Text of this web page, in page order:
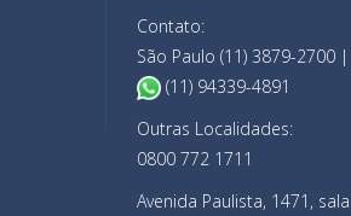
Contato:
São Paulo (11) 3879-2700
(11) 94339-4891
Outras Localidades:
0800 772 1711
Avenida Paulista, 1471,